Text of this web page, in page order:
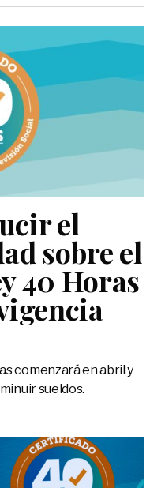
el
sobre el
40 Horas
comenzará en abril y
sueldos.